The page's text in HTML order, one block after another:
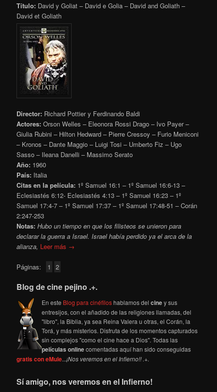
Título: David y Goliat – David e Golia – David and Goliath –
David et Goliath
Director: Richard Pottier y Ferdinando Baldi
Actores: Orson Welles – Eleonora Rossi Drago – Ivo Payer –
Giulia Rubini – Hilton Hedward – Pierre Cressoy – Furio Meniconi
– Kronos – Dante Maggio – Luigi Tosi – Umberto Fiz – Ugo
Sasso – Ileana Danelli – Massimo Serato
Año: 1960
País: Italia
Citas en la película: 1º Samuel 16:1 – 1º Samuel 16:6-13 –
Eclesiastés 6:12- Eclesiastés 4:13 – 1º Samuel 16:23 – 1º
Samuel 17:4-7 – 1º Samuel 17:37 – 1º Samuel 17:48-51 – Corán
2:247-253
Notas:Hubo un tiempo en que los filisteos se unieron para
declarar la guerra a Israel. Israel había perdido ya el arca de la
alianza, Leer más →
Páginas: 1 2
Blog de cine pejino .+.
En este Blog para cinéfiloshablamos delciney sus
entresijos, con el añadido de las religiones llamadas, del
"libro", la Biblia, ya sea Reina Valera u otras, el Corán, la
Torá, y más misterios. Disfruta de los momentos capturados
sin complejos "como el cine hace a Dios". Todas las
películas onlinecomentadas aquí han sido conseguidas
gratis con eMule...¡Nos veremos en el Infierno!! .+.
Sí amigo, nos veremos en el Infierno!